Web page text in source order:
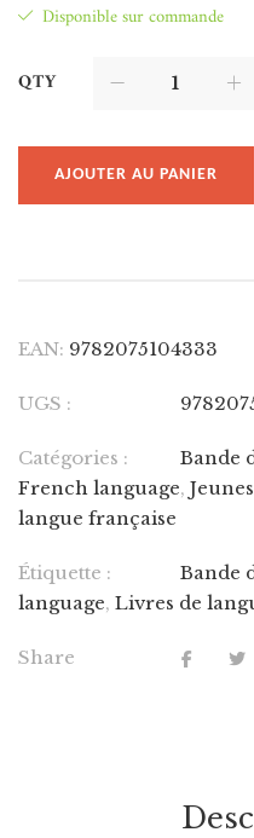
Disponible sur commande
QTY
AJOUTER AU PANIER
EAN: 9782075104333
UGS :
Catégories : Bande
French language,
langue française
Étiquette : Bande
language, Livres de
Share